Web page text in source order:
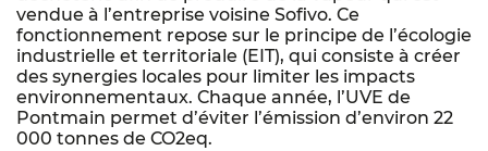
vendue à l’entreprise voisine Sofivo. Ce
fonctionnement repose sur le principe de l’écologie
industrielle et territoriale (EIT), qui consiste à créer
des synergies locales pour limiter les impacts
environnementaux. Chaque année, l’UVE de
Pontmain permet d’éviter l’émission d’environ 22
000 tonnes de CO2eq.